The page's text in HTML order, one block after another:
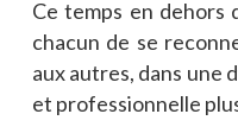
Ce temps en dehors
chacun de se
aux autres, dans une
et professionnelle